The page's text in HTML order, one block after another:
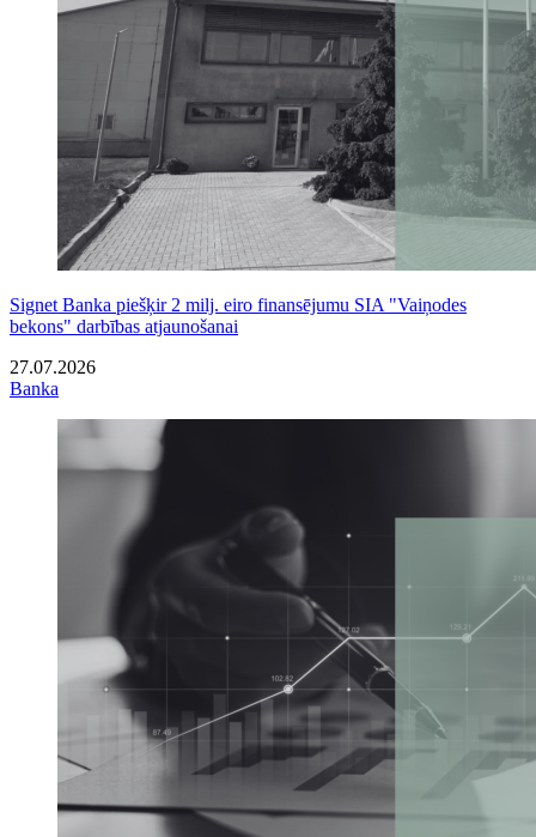
Signet Banka piešķir 2 milj. eiro finansējumu SIA "Vaiņodes
bekons" darbības atjaunošanai
27.07.2026
Banka